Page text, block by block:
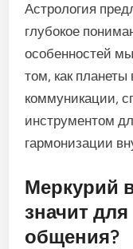
Астрология
глубокое
особенностей
том, как
коммуникации,
инструментом
гармонизации
Меркурий
значит
общения?